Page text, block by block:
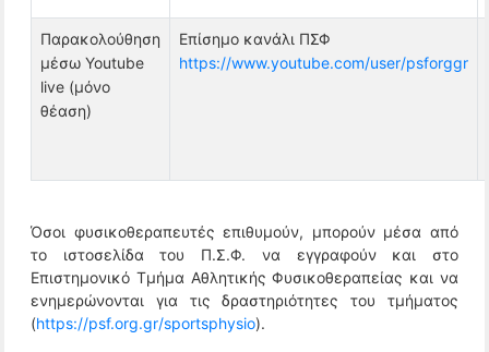
Παρακολούθηση
μέσω Youtube
live (μόνο
θέαση)
Επίσημο κανάλι ΠΣΦ
https://www.youtube.com/user/psforggr
Όσοι φυσικοθεραπευτές επιθυμούν, μπορούν μέσα από
το ιστοσελίδα του Π.Σ.Φ. να εγγραφούν και στο
Επιστημονικό Τμήμα Αθλητικής Φυσικοθεραπείας και να
ενημερώνονται για τις δραστηριότητες του τμήματος
(https://psf.org.gr/sportsphysio).